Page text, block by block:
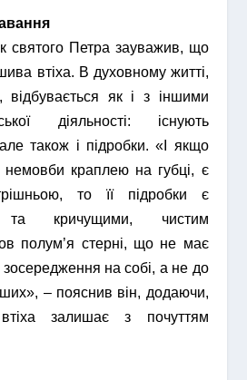
святого Петра зауважив, що
втіха. В духовному житті,
як і з іншими
діяльності: існують
але також і підробки. «І якщо
немовби краплею на губці, є
то її підробки є
та кричущими, чистим
полум’я стерні, що не має
на собі, а не до
– пояснив він, додаючи,
залишає з почуттям